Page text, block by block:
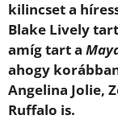
kilincset a
Blake Lively
amíg tart a
ahogy
Angelina Jolie,
Ruffalo is.